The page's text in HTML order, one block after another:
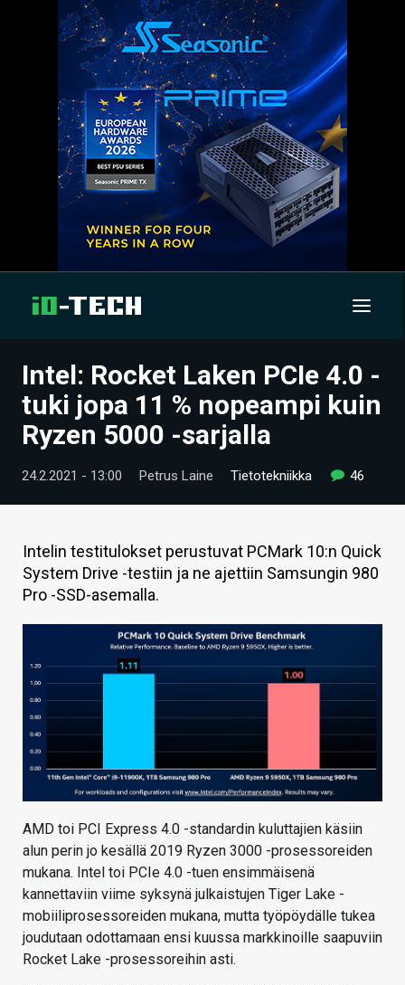
UUTISET
ARTIKKELIT
VIDEOT
TECHBBS
TIETOA
HINTA.FI
HAKU
Intel: Rocket Laken PCIe 4.0 -
tuki jopa 11 % nopeampi kuin
Ryzen 5000 -sarjalla
24.2.2021 - 13:00 Petrus Laine Tietotekniikka 46
Intelin testitulokset perustuvat PCMark 10:n Quick
System Drive -testiin ja ne ajettiin Samsungin 980
Pro -SSD-asemalla.
AMD toi PCI Express 4.0 -standardin kuluttajien käsiin
alun perin jo kesällä 2019 Ryzen 3000 -prosessoreiden
mukana. Intel toi PCIe 4.0 -tuen ensimmäisenä
kannettaviin viime syksynä julkaistujen Tiger Lake -
mobiiliprosessoreiden mukana, mutta työpöydälle tukea
joudutaan odottamaan ensi kuussa markkinoille saapuviin
Rocket Lake -prosessoreihin asti.